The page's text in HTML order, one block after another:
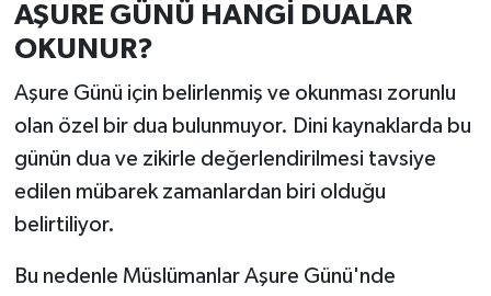
AŞURE GÜNÜ HANGİ DUALAR
OKUNUR?
Aşure Günü için belirlenmiş ve okunması zorunlu
olan özel bir dua bulunmuyor. Dini kaynaklarda bu
günün dua ve zikirle değerlendirilmesi tavsiye
edilen mübarek zamanlardan biri olduğu
belirtiliyor.
Bu nedenle Müslümanlar Aşure Günü'nde